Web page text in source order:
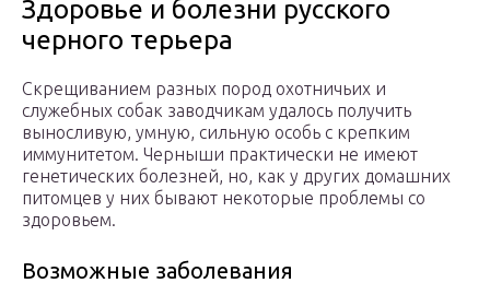
Здоровье и болезни русского
черного терьера
Скрещиванием разных пород охотничьих и
служебных собак заводчикам удалось получить
выносливую, умную, сильную особь с крепким
иммунитетом. Черныши практически не имеют
генетических болезней, но, как у других домашних
питомцев у них бывают некоторые проблемы со
здоровьем.
Возможные заболевания